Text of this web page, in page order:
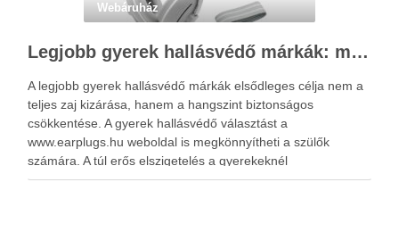
Webáruház
Legjobb gyerek hallásvédő márkák: mire figyeljenek a szülők választáskor?
A legjobb gyerek hallásvédő márkák elsődleges célja nem a
teljes zaj kizárása, hanem a hangszint biztonságos
csökkentése. A gyerek hallásvédő választást a
www.earplugs.hu weboldal is megkönnyítheti a szülők
számára. A túl erős elszigetelés a gyerekeknél
kényelmetlenséget, félelmet vagy dezorientáltságot is